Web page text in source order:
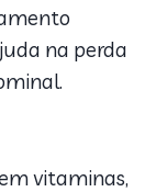
na perda
vitaminas,